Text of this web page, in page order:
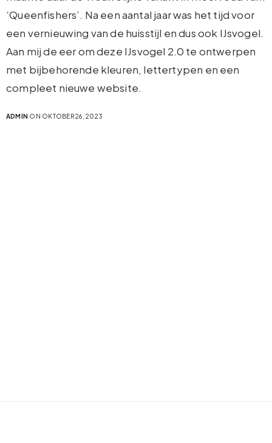
‘Queenfishers’. Na een aantal jaar was het tijd voor
een vernieuwing van de huisstijl en dus ook IJsvogel.
Aan mij de eer om deze IJsvogel 2.0 te ontwerpen
met bijbehorende kleuren, lettertypen en een
compleet nieuwe website.
ADMIN ON OKTOBER 26, 2023